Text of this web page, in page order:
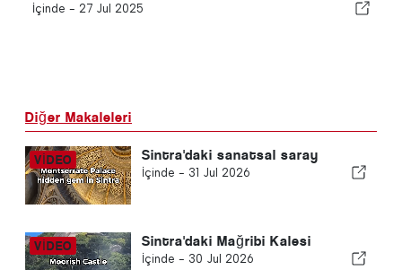
İçinde - 27 Jul 2025
Diğer Makaleleri
Sintra'daki sanatsal saray
İçinde - 31 Jul 2026
Sintra'daki Mağribi Kalesi
İçinde - 30 Jul 2026